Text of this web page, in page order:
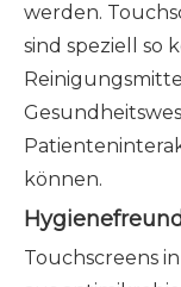
werden.
sind speziell so
können.
Touchscreens